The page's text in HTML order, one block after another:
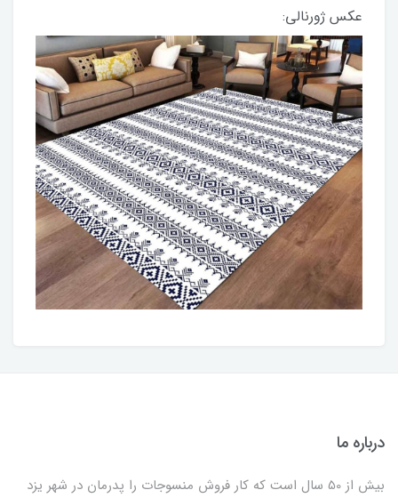
عکس ژورنالی:
درباره ما
بیش از 50 سال است که کار فروش منسوجات را پدرمان در شهر یزد